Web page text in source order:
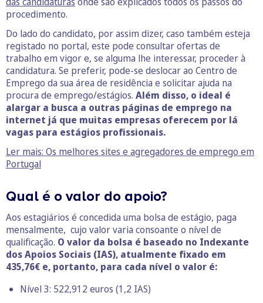
procedimento.
Do lado do candidato, por assim dizer, caso também esteja
registado no portal, este pode consultar ofertas de
trabalho em vigor e, se alguma lhe interessar, proceder à
candidatura. Se preferir, pode-se deslocar ao Centro de
Emprego da sua área de residência e solicitar ajuda na
procura de emprego/estágios. Além disso, o ideal é
alargar a busca a outras páginas de emprego na
internet já que muitas empresas oferecem por lá
vagas para estágios profissionais.
Ler mais: Os melhores sites e agregadores de emprego em
Portugal
Qual é o valor do apoio?
Aos estagiários é concedida uma bolsa de estágio, paga
mensalmente, cujo valor varia consoante o nível de
qualificação. O valor da bolsa é baseado no Indexante
dos Apoios Sociais (IAS), atualmente fixado em
435,76€ e, portanto, para cada nível o valor é:
Nível 3: 522,912 euros (1,2 IAS)